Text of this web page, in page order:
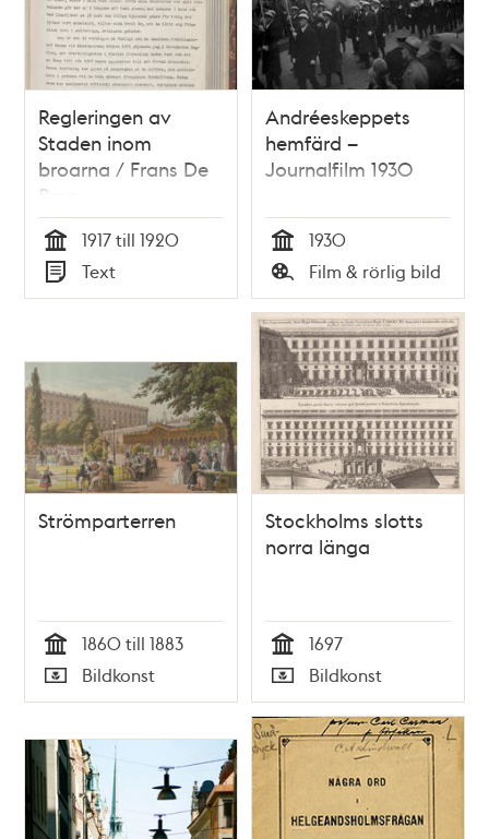
Regleringen av
Staden inom
broarna / Frans De
Brun
Tid
1917 till 1920
Typ
Text
Andréeskeppets
hemfärd –
Journalfilm 1930
Tid
1930
Typ
Film & rörlig bild
Strömparterren
Tid
1860 till 1883
Typ
Bildkonst
Stockholms slotts
norra länga
Tid
1697
Typ
Bildkonst